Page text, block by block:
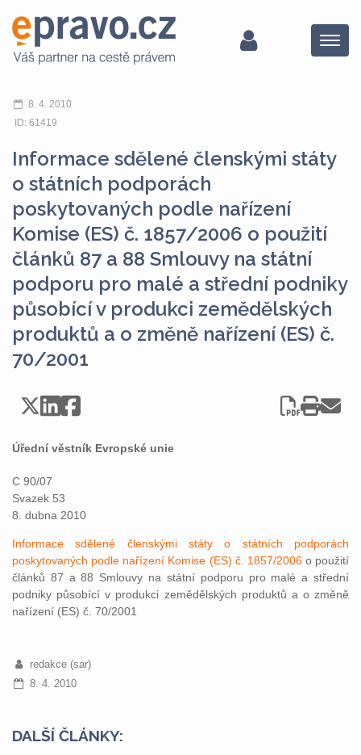
Menu
8. 4. 2010
ID: 61419
Informace sdělené členskými státy
o státních podporách
poskytovaných podle nařízení
Komise (ES) č. 1857/2006 o použití
článků 87 a 88 Smlouvy na státní
podporu pro malé a střední podniky
působící v produkci zemědělských
produktů a o změně nařízení (ES) č.
70/2001
Úřední věstník Evropské unie
C 90/07
Svazek 53
8. dubna 2010
Informace sdělené členskými státy o státních podporách
poskytovaných podle nařízení Komise (ES) č. 1857/2006o použití
článků 87 a 88 Smlouvy na státní podporu pro malé a střední
podniky působící v produkci zemědělských produktů a o změně
nařízení (ES) č. 70/2001
redakce (sar)
8. 4. 2010
DALŠÍ ČLÁNKY: